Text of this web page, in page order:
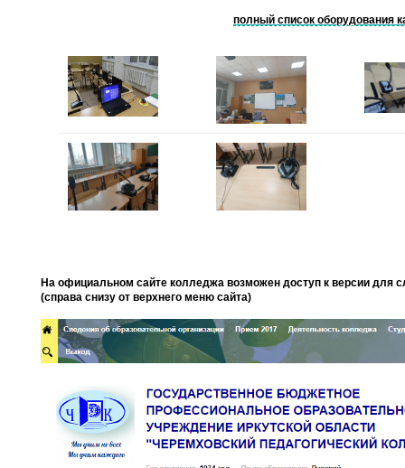
полный список оборудования
На официальном сайте колледжа возможен доступ к версии для
(справа снизу от верхнего меню сайта)